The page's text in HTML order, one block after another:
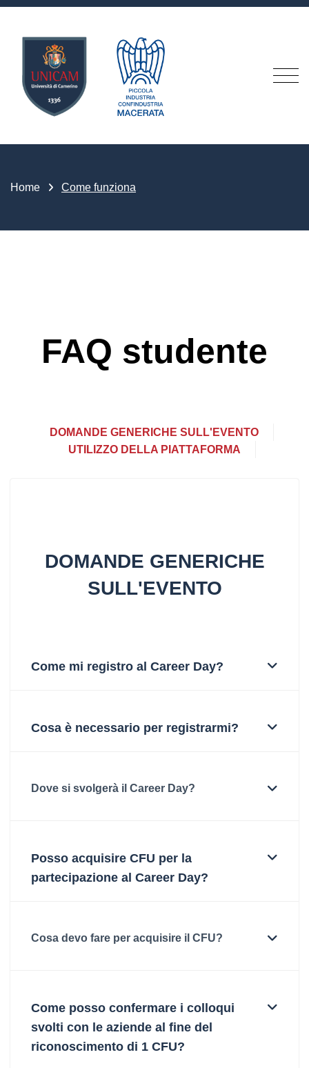
Home Come funziona
FAQ studente
DOMANDE GENERICHE SULL'EVENTO
UTILIZZO DELLA PIATTAFORMA
DOMANDE GENERICHE
SULL'EVENTO
Come mi registro al Career Day?
Cosa è necessario per registrarmi?
Dove si svolgerà il Career Day?
Posso acquisire CFU per la
partecipazione al Career Day?
Cosa devo fare per acquisire il CFU?
Come posso confermare i colloqui
svolti con le aziende al fine del
riconoscimento di 1 CFU?